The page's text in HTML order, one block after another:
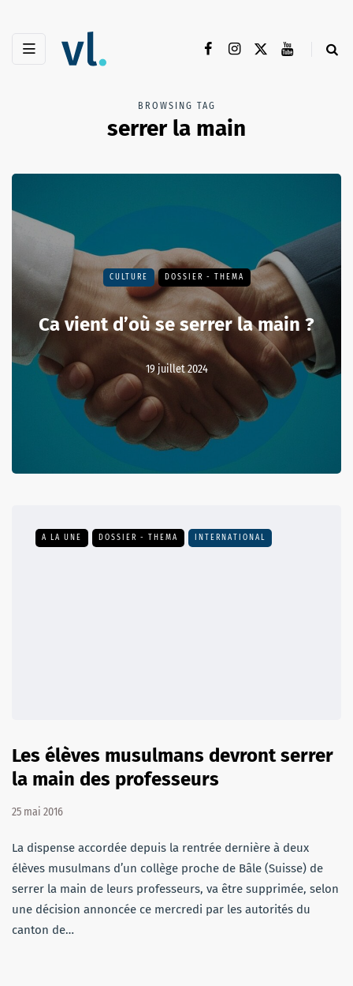
BROWSING TAG
serrer la main
CULTURE DOSSIER - THEMA
Ca vient d’où se serrer la main ?
19 juillet 2024
A LA UNE DOSSIER - THEMA INTERNATIONAL
Les élèves musulmans devront serrer
la main des professeurs
25 mai 2016
La dispense accordée depuis la rentrée dernière à deux
élèves musulmans d’un collège proche de Bâle (Suisse) de
serrer la main de leurs professeurs, va être supprimée, selon
une décision annoncée ce mercredi par les autorités du
canton de…